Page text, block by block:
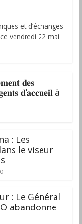
et d’échanges
vendredi 22 mai
𝐝𝐞𝐬
𝐝’𝐚𝐜𝐜𝐮𝐞𝐢𝐥 à
: Les
le viseur
0
: Le Général
abandonne